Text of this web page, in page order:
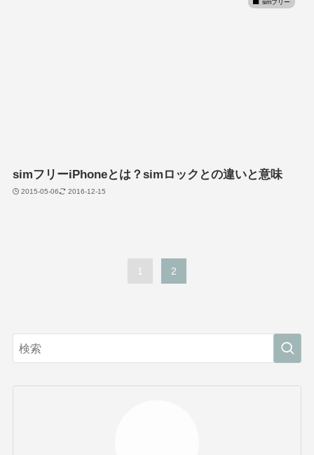
simフリー
simフリーiPhoneとは？simロックとの違いと意味
2015-05-06 2016-12-15
1 2